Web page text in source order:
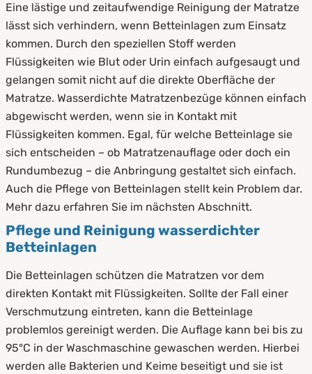
Eine lästige und zeitaufwendige Reinigung der Matratze
lässt sich verhindern, wenn Betteinlagen zum Einsatz
kommen. Durch den speziellen Stoff werden
Flüssigkeiten wie Blut oder Urin einfach aufgesaugt und
gelangen somit nicht auf die direkte Oberfläche der
Matratze. Wasserdichte Matratzenbezüge können einfach
abgewischt werden, wenn sie in Kontakt mit
Flüssigkeiten kommen. Egal, für welche Betteinlage sie
sich entscheiden – ob Matratzenauflage oder doch ein
Rundumbezug – die Anbringung gestaltet sich einfach.
Auch die Pflege von Betteinlagen stellt kein Problem dar.
Mehr dazu erfahren Sie im nächsten Abschnitt.
Pflege und Reinigung wasserdichter
Betteinlagen
Die Betteinlagen schützen die Matratzen vor dem
direkten Kontakt mit Flüssigkeiten. Sollte der Fall einer
Verschmutzung eintreten, kann die Betteinlage
problemlos gereinigt werden. Die Auflage kann bei bis zu
95°C in der Waschmaschine gewaschen werden. Hierbei
werden alle Bakterien und Keime beseitigt und sie ist